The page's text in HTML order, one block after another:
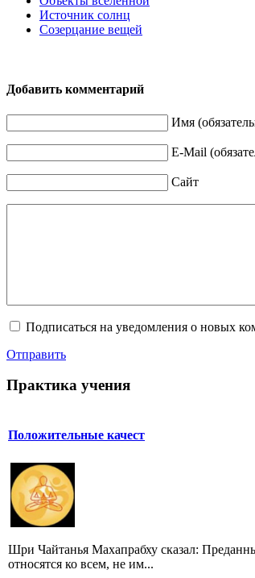
Источник солнц
Созерцание вещей
Добавить комментарий
Имя
E-Mail
Сайт
Подписаться на уведомления о новых
Отправить
Практика учения
Положительные качест
Шри Чайтанья Махапрабху сказал:
относятся ко всем, не им...